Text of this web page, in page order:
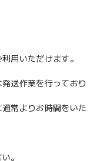
用いただけます。
送作業を行っており
常よりお時間をいた
。